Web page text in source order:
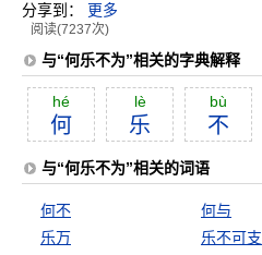
分享到： 更多
阅读(7237次)
与“何乐不为”相关的字典解释
hé
何
lè
乐
bù
不
与“何乐不为”相关的词语
何不 何与
乐万
乐不可支